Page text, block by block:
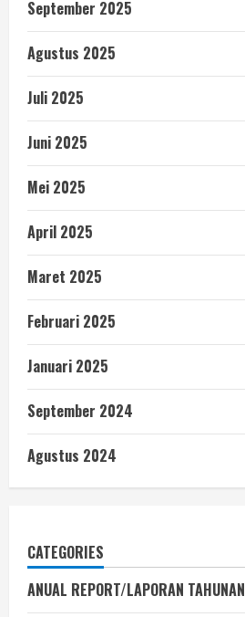
September 2025
Agustus 2025
Juli 2025
Juni 2025
Mei 2025
April 2025
Maret 2025
Februari 2025
Januari 2025
September 2024
Agustus 2024
CATEGORIES
ANUAL REPORT/LAPORAN TAHUNAN